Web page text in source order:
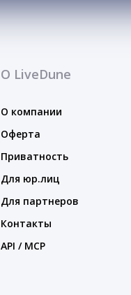
О LiveDune
О компании
Оферта
Приватность
Для юр.лиц
Для партнеров
Контакты
API / MCP